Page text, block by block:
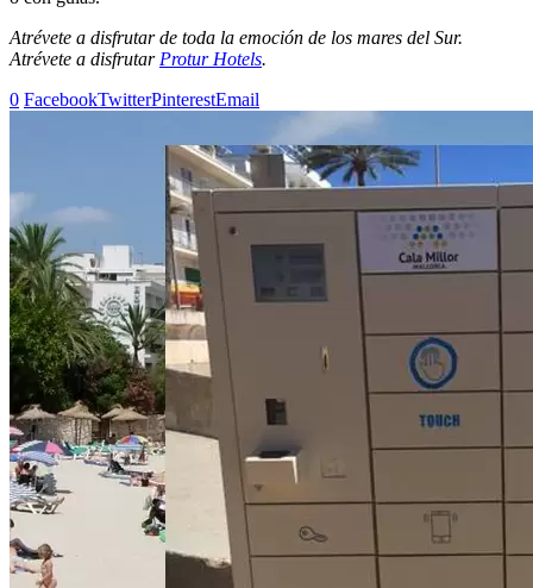
Atrévete a disfrutar de toda la emoción de los mares del Sur.
Atrévete a disfrutar Protur Hotels.
0 FacebookTwitterPinterestEmail